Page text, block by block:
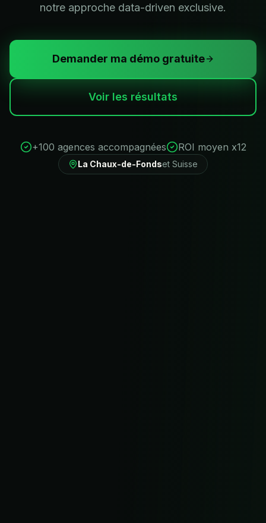
notre approche data-driven exclusive.
Demander ma démo gratuite
Voir les résultats
+100 agences accompagnées ROI moyen x12
La Chaux-de-Fondset Suisse